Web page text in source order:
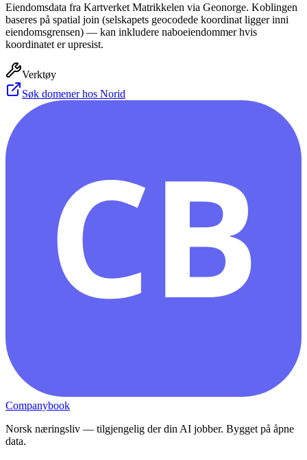
Eiendomsdata fra Kartverket Matrikkelen via Geonorge. Koblingen
baseres på spatial join (selskapets geocodede koordinat ligger inni
eiendomsgrensen) — kan inkludere naboeiendommer hvis
koordinatet er upresist.
Verktøy
Søk domener hos Norid
CB
Companybook
Norsk næringsliv — tilgjengelig der din AI jobber. Bygget på åpne
data.